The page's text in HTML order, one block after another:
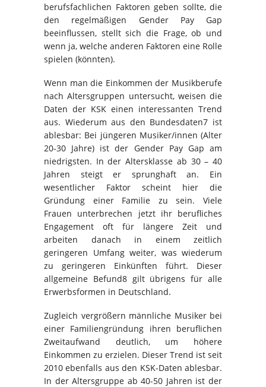
berufsfachlichen Faktoren geben sollte, die
den regelmäßigen Gender Pay Gap
beeinflussen, stellt sich die Frage, ob und
wenn ja, welche anderen Faktoren eine Rolle
spielen (könnten).
Wenn man die Einkommen der Musikberufe
nach Altersgruppen untersucht, weisen die
Daten der KSK einen interessanten Trend
aus. Wiederum aus den Bundesdaten7 ist
ablesbar: Bei jüngeren Musiker/innen (Alter
20-30 Jahre) ist der Gender Pay Gap am
niedrigsten. In der Altersklasse ab 30 – 40
Jahren steigt er sprunghaft an. Ein
wesentlicher Faktor scheint hier die
Gründung einer Familie zu sein. Viele
Frauen unterbrechen jetzt ihr berufliches
Engagement oft für längere Zeit und
arbeiten danach in einem zeitlich
geringeren Umfang weiter, was wiederum
zu geringeren Einkünften führt. Dieser
allgemeine Befund8 gilt übrigens für alle
Erwerbsformen in Deutschland.
Zugleich vergrößern männliche Musiker bei
einer Familiengründung ihren beruflichen
Zweitaufwand deutlich, um höhere
Einkommen zu erzielen. Dieser Trend ist seit
2010 ebenfalls aus den KSK-Daten ablesbar.
In der Altersgruppe ab 40-50 Jahren ist der